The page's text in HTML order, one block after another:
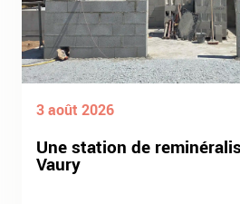
3 août 2026
Une station de
Vaury